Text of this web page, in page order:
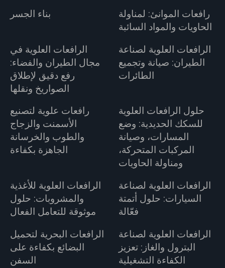
بناء الجسر
رافعات الموانئ: لمناولة
الحاويات والمواد السائبة
الرافعات العلوية في
مجال الطيران والفضاء:
رفع دقيق لإطلاق
الصواريخ ونقلها
الرافعات العلوية لصناعة
الطيران: صيانة وتجميع
الطائرات
رافعات علوية لتصنيع
الأسمنت والزجاج
والطوب والخرسانة
الجاهزة بكفاءة
حلول الرافعات العلوية
للسكك الحديدية: وضع
المسارات، وصيانة
المركبات المتحركة،
ومناولة الحاويات
الرافعات العلوية للأغذية
والمشروبات: حلول
موثوقة للتعامل الفعال
الرافعات العلوية لصناعة
السيارات: حلول أتمتة
فعّالة
الرافعات البحرية لتحميل
البضائع بكفاءة على
السفن
الرافعات العلوية لصناعة
البترول والغاز: تعزيز
الكفاءة التشغيلية